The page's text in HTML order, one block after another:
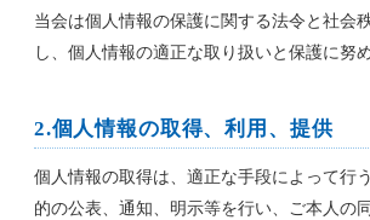
当会は個人情報の保護に関する法令と社会
し、個人情報の適正な取り扱いと保護に努め
2.個人情報の取得、利用、提供
個人情報の取得は、適正な手段によって行
的の公表、通知、明示等を行い、ご本人の